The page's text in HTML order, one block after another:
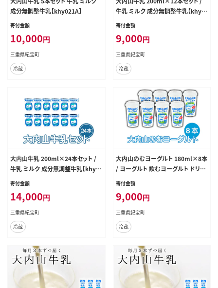
成分無調整牛乳【khy021A】
寄付金額
10,000円
三重県紀宝町
冷蔵
牛乳 ミルク 成分無調整牛乳【khy0
23A】
寄付金額
9,000円
三重県紀宝町
冷蔵
大内山牛乳 200ml×24本セット /
牛乳 ミルク 成分無調整牛乳【khy0
24A】
寄付金額
14,000円
三重県紀宝町
冷蔵
大内山のむヨーグルト 180ml×8本
/ ヨーグルト 飲むヨーグルト ドリン
ク ビフィズス菌 大内山牛乳【khy03
寄付金額
9,000円
三重県紀宝町
冷蔵